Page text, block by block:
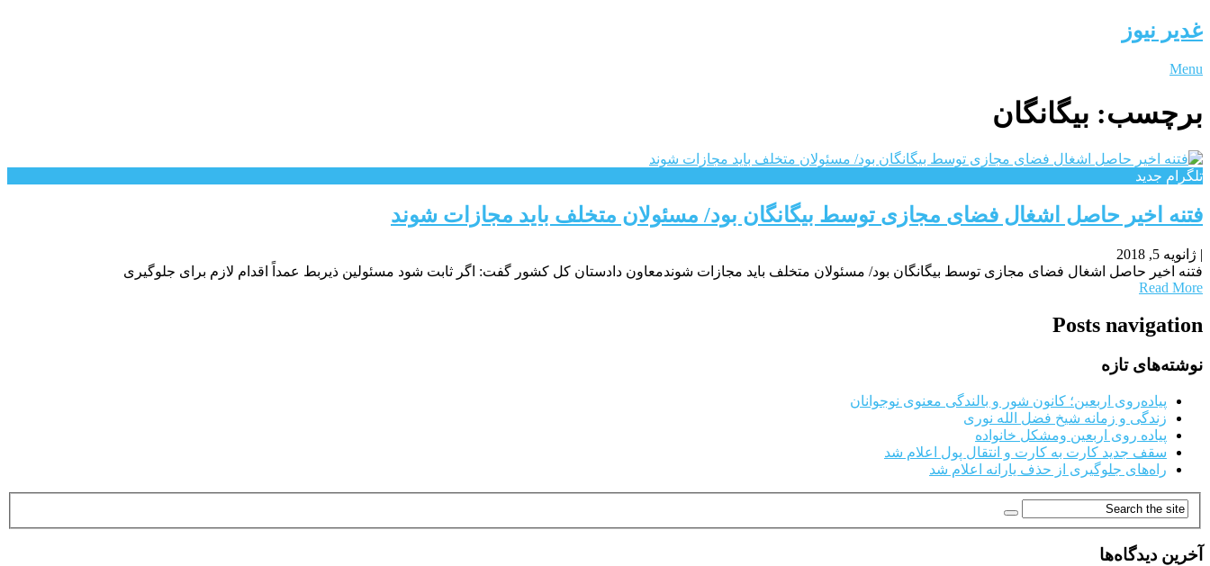
غدیر نیوز
Menu
برچسب: بیگانگان
تلگرام جدید
فتنه اخیر حاصل اشغال فضای مجازی توسط بیگانگان بود/ مسئولان متخلف باید مجازات شوند
| ژانویه 5, 2018
فتنه اخیر حاصل اشغال فضای مجازی توسط بیگانگان بود/ مسئولان متخلف باید مجازات شوندمعاون دادستان کل کشور گفت: اگر ثابت شود مسئولین ذیربط عمداً اقدام لازم برای جلوگیری
Read More
Posts navigation
نوشته‌های تازه
پیاده‌روی اربعین؛ کانون شور و بالندگی معنوی نوجوانان
زندگی و زمانه شیخ فضل الله نوری
پیاده روی اربعین ومشکل خانواده
سقف جدید کارت به کارت و انتقال پول اعلام شد
راه‌های جلوگیری از حذف یارانه اعلام شد
آخرین دیدگاه‌ها